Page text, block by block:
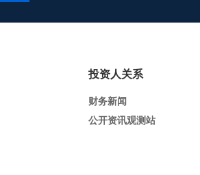
投资人关系
财务新闻
公开资讯观测站